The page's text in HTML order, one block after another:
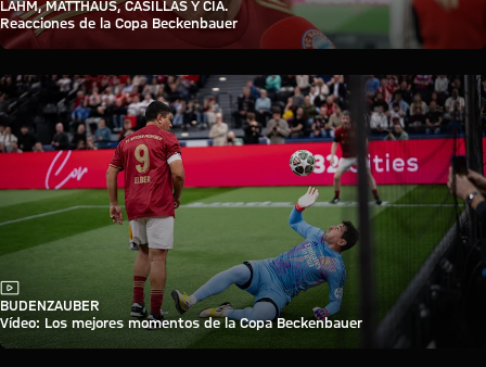
LAHM, MATTHÄUS, CASILLAS Y CÍA.
Reacciones de la Copa Beckenbauer
Vídeo
BUDENZAUBER
Vídeo: Los mejores momentos de la Copa Beckenbauer